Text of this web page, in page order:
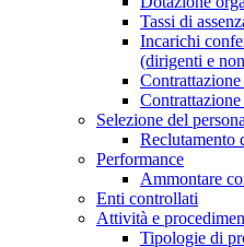
Tassi di
Incarichi
(dirigenti e
Selezione del
Reclutamento
Performance
Ammontare
Enti controllati
Attività e
Tipologie di